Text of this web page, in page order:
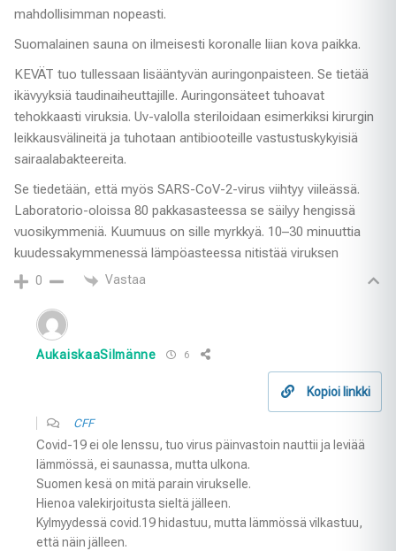
mahdollisimman nopeasti.
Suomalainen sauna on ilmeisesti koronalle liian kova paikka.
KEVÄT tuo tullessaan lisääntyvän auringonpaisteen. Se tietää
ikävyyksiä taudinaiheuttajille. Auringonsäteet tuhoavat
tehokkaasti viruksia. Uv-valolla steriloidaan esimerkiksi kirurgin
leikkausvälineitä ja tuhotaan antibiooteille vastustuskykyisiä
sairaalabakteereita.
Se tiedetään, että myös SARS-CoV-2-virus viihtyy viileässä.
Laboratorio-oloissa 80 pakkasasteessa se säilyy hengissä
vuosikymmeniä. Kuumuus on sille myrkkyä. 10–30 minuuttia
kuudessakymmenessä lämpöasteessa nitistää viruksen
0 Vastaa
AukaiskaaSilmänne 6
Kopioi linkki
CFF
Covid-19 ei ole lenssu, tuo virus päinvastoin nauttii ja leviää
lämmössä, ei saunassa, mutta ulkona.
Suomen kesä on mitä parain virukselle.
Hienoa valekirjoitusta sieltä jälleen.
Kylmyydessä covid.19 hidastuu, mutta lämmössä vilkastuu,
että näin jälleen.